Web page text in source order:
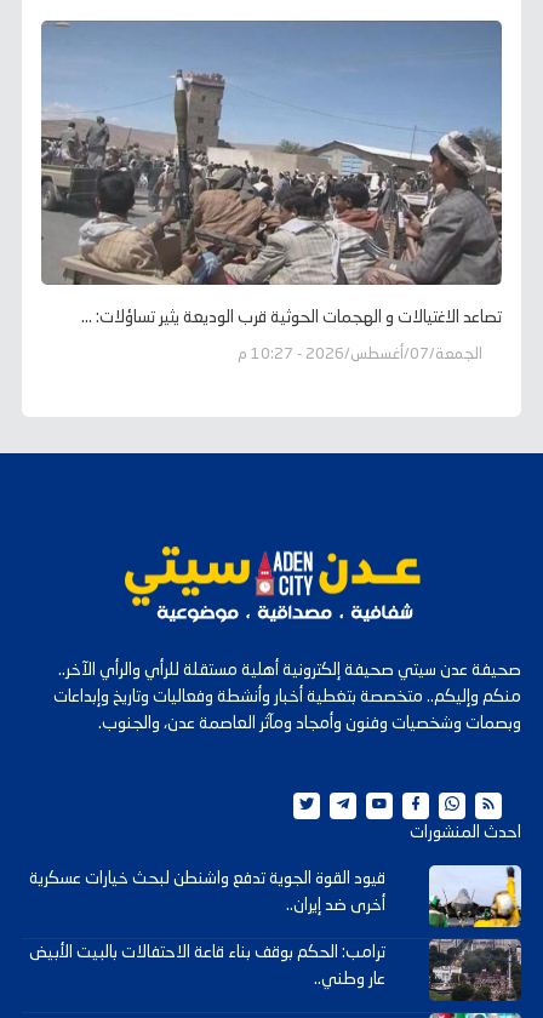
تصاعد الاغتيالات و الهجمات الحوثية قرب الوديعة يثير تساؤلات: ...
الجمعة/07/أغسطس/2026 - 10:27 م
صحيفة عدن سيتي صحيفة إلكترونية أهلية مستقلة للرأي والرأي الآخر..
منكم وإليكم.. متخصصة بتغطية أخبار وأنشطة وفعاليات وتاريخ وإبداعات
وبصمات وشخصيات وفنون وأمجاد ومآثر العاصمة عدن، والجنوب.
احدث المنشورات
قيود القوة الجوية تدفع واشنطن لبحث خيارات عسكرية
أخرى ضد إيران..
ترامب: الحكم بوقف بناء قاعة الاحتفالات بالبيت الأبيض
عار وطني..